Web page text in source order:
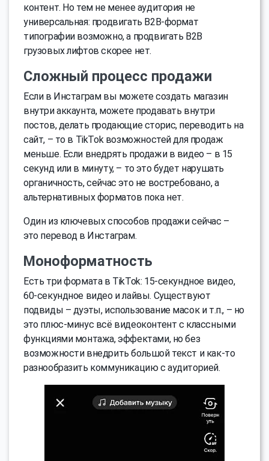
контент. Но тем не менее аудитория не
универсальная: продвигать В2В-формат
типографии возможно, а продвигать В2В
грузовых лифтов скорее нет.
Сложный процесс продажи
Если в Инстаграм вы можете создать магазин
внутри аккаунта, можете продавать внутри
постов, делать продающие сторис, переводить на
сайт, – то в TikTok возможностей для продаж
меньше. Если внедрять продажи в видео – в 15
секунд или в минуту, – то это будет нарушать
органичность, сейчас это не востребовано, а
альтернативных форматов пока нет.
Один из ключевых способов продажи сейчас –
это перевод в Инстаграм.
Моноформатность
Есть три формата в TikTok: 15-секундное видео,
60-секундное видео и лайвы. Существуют
подвиды – дуэты, использование масок и т.п., – но
это плюс-минус всё видеоконтент с классными
функциями монтажа, эффектами, но без
возможности внедрить большой текст и как-то
разнообразить коммуникацию с аудиторией.